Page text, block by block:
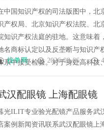
之道
中国知识产权的司法版图中，北
产权局、北京知识产权法院、北
知识产权法庭的驻地。这意味着
名商标认定以及反垄断与知识产
系中接受检验。对于身处高科技
接单网 2026-08-06
汉配眼镜 上海配眼镜
光ILIT专业验光配镜产品服务武
案例新闻资讯联系武汉配眼镜上
侦探行业：专业服务与